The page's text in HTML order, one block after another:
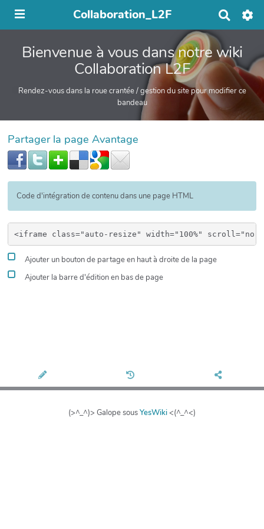
Collaboration_L2F
h
e
r
h
Bienvenue à vous dans notre wiki
Collaboration L2F
Rendez-vous dans la roue crantée / gestion du site pour modifier ce
bandeau
Partager la page Avantage
Code d'intégration de contenu dans une page HTML
Ajouter un bouton de partage en haut à droite de la page
Ajouter la barre d'édition en bas de page
(>^_^)> Galope sousYesWiki<(^_^<)